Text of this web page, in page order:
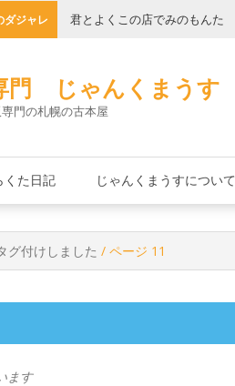
ダジャレ 君とよくこの店でみのもんた
門 じゃんくまうす
門の札幌の古本屋
くた日記 じゃんくまうすについて
グ付けしました / ページ 11
ます